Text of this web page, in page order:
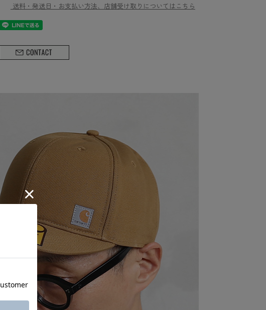
送料・発送日・お支払い方法、店舗受け取りについてはこちら